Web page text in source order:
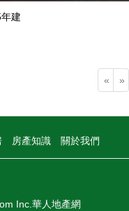
年建
« »
房產知識 關於我們
Inc.華人地產網